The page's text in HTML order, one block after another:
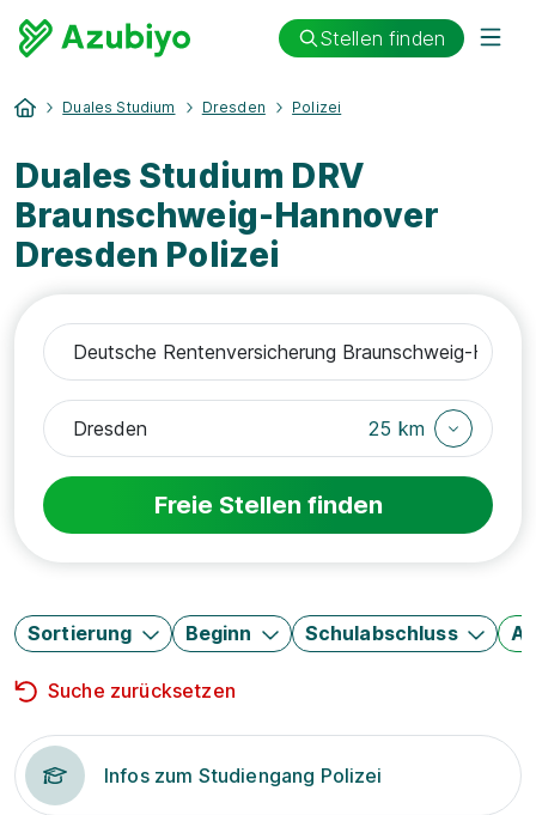
Stellen finden
Duales Studium Dresden Polizei
Duales Studium DRV
Braunschweig-Hannover
Dresden Polizei
25 km
Freie Stellen finden
Sortierung Beginn Schulabschluss
Suche zurücksetzen
Infos zum Studiengang Polizei